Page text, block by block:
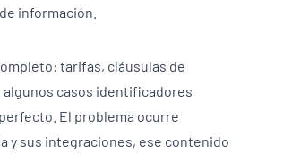
información.
tarifas, cláusulas de
casos identificadores
El problema ocurre
y sus integraciones, ese contenido